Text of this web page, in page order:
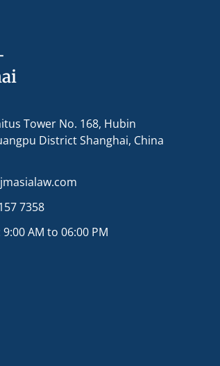
Tower No. 168, Hubin
District Shanghai, China
7358
AM to 06:00 PM